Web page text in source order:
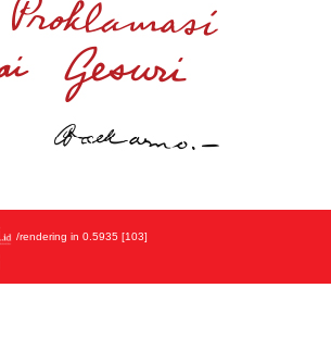
/rendering in 0.5935 [103]